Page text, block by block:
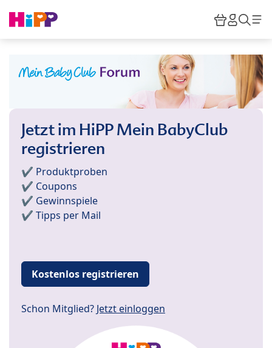
HiPP
Jetzt im HiPP Mein BabyClub
registrieren
✔️ Produktproben
✔️ Coupons
✔️ Gewinnspiele
✔️ Tipps per Mail
Kostenlos registrieren
Schon Mitglied? Jetzt einloggen